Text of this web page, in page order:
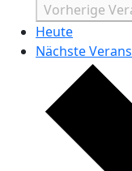
Vorherige
Heute
Nächste